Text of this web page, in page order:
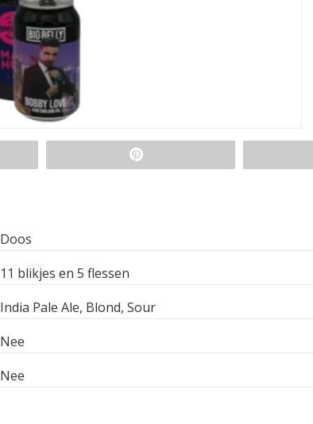
Doos
11 blikjes en 5 flessen
India Pale Ale, Blond, Sour
Nee
Nee